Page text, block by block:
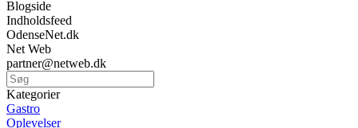
Blogside
Indholdsfeed
OdenseNet.dk
Net Web
partner@netweb.dk
Kategorier
Gastro
Oplevelser